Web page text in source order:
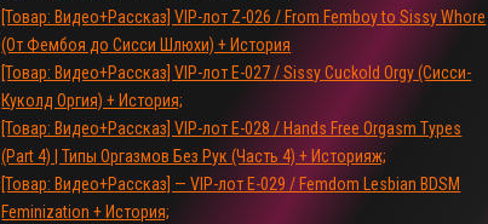
[Товар: Видео+Рассказ] VIP-лот Z-026 / From Femboy to Sissy Whore
(От Фембоя до Сисси Шлюхи) + История
[Товар: Видео+Рассказ] VIP-лот E-027 / Sissy Cuckold Orgy (Сисси-
Куколд Оргия) + История;
[Товар: Видео+Рассказ] VIP-лот E-028 / Hands Free Orgasm Types
(Part 4) | Типы Оргазмов Без Рук (Часть 4) + Историяж;
[Товар: Видео+Рассказ] — VIP-лот E-029 / Femdom Lesbian BDSM
Feminization + История;